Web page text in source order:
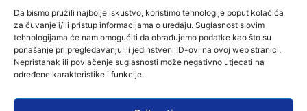
Da bismo pružili najbolje iskustvo, koristimo tehnologije poput kolačića
za čuvanje i/ili pristup informacijama o uređaju. Suglasnost s ovim
tehnologijama će nam omogućiti da obrađujemo podatke kao što su
ponašanje pri pregledavanju ili jedinstveni ID-ovi na ovoj web stranici.
Nepristanak ili povlačenje suglasnosti može negativno utjecati na
određene karakteristike i funkcije.
Zbog niskog vodostaja otežana
plovidba na Dunavu
6 kolovoza, 2026
Aktualno
povijesna fikcija najtraženiji su